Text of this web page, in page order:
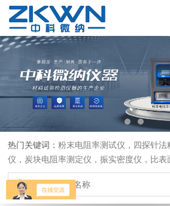
热门关键词：粉末电阻率测试仪，四探针
仪，炭块电阻率测定仪，振实密度仪，比表
炭块热膨胀仪，炭块透气率仪，炭块二氧化